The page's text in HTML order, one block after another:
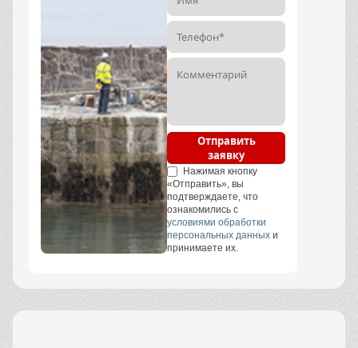
Отправить
заявку
Нажимая кнопку
«Отправить», вы
подтверждаете, что
ознакомились с
условиями обработки
персональных данных и
принимаете их.